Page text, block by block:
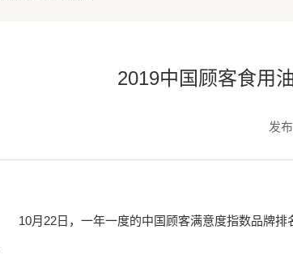
2019中国顾客食用
发
10月22日，一年一度的中国顾客满意度指数品牌排